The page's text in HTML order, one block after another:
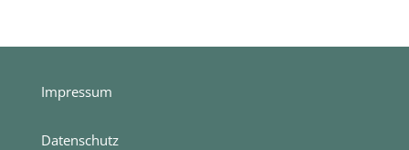
Impressum
Datenschutz